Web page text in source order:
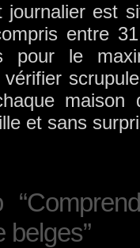
journalier est
entre
pour le
vérifier
et sans
belges”